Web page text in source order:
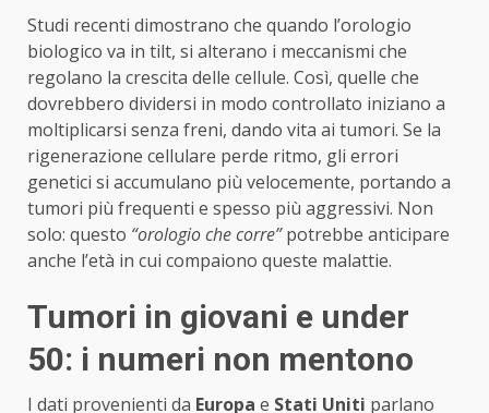
Studi recenti dimostrano che quando l’orologio
biologico va in tilt, si alterano i meccanismi che
regolano la crescita delle cellule. Così, quelle che
dovrebbero dividersi in modo controllato iniziano a
moltiplicarsi senza freni, dando vita ai tumori. Se la
rigenerazione cellulare perde ritmo, gli errori
genetici si accumulano più velocemente, portando a
tumori più frequenti e spesso più aggressivi. Non
solo: questo “orologio che corre”potrebbe anticipare
anche l’età in cui compaiono queste malattie.
Tumori in giovani e under
50: i numeri non mentono
I dati provenienti da Europa e Stati Uniti parlano